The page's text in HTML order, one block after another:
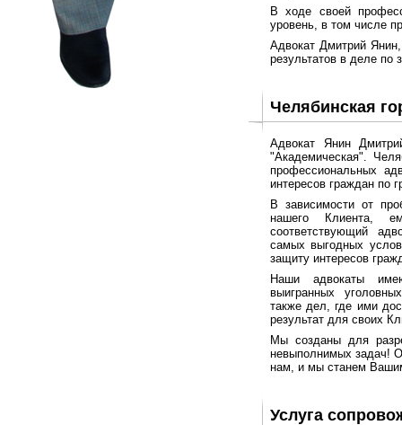
В ходе своей
уровень, в том числе
Адвокат Дмитрий
результатов в деле по
Челябинская
Адвокат Янин
"Академическая".
профессиональных
интересов граждан по
В зависимости от
нашего Клиента,
соответствующий
самых выгодных
защиту интересов
Наши адвокаты
выигранных
также дел, где ими
результат для своих
Мы созданы для
невыполнимых задач!
нам, и мы станем
Услуга